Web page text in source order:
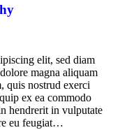
elit, sed diam
magna aliquam
quis nostrud exerci
ex ea commodo
hendrerit in vulputate
eu feugiat…